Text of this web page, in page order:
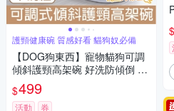
護頸健康碗 質感好看 貓狗奴必備
【DOG狗東西】寵物貓狗可調
傾斜護頸高架碗 好洗防傾倒 透
明單碗組
$499
活動 券
$